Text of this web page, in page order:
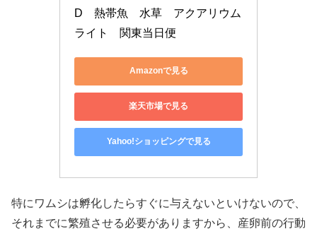
D　熱帯魚　水草　アクアリウム
ライト　関東当日便
Amazonで見る
楽天市場で見る
Yahoo!ショッピングで見る
特にワムシは孵化したらすぐに与えないといけないので、
それまでに繁殖させる必要がありますから、産卵前の行動